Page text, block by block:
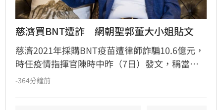
慈濟買BNT遭詐　網朝聖郭董大小姐貼文
慈濟2021年採購BNT疫苗遭律師詐騙10.6億元，
時任疫情指揮官陳時中昨（7日）發文，稱當年
早就苦口婆心要提防掮客，卻遭在野攻擊抹黑；
-364分鐘前